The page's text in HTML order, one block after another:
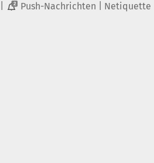
2 Push-Nachrichten Netiquette